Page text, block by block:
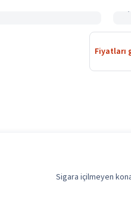
Fiyatları
Sigara içilmeyen